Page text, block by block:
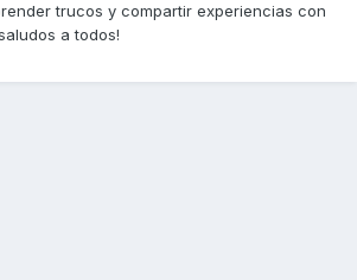
trucos y compartir experiencias con
a todos!